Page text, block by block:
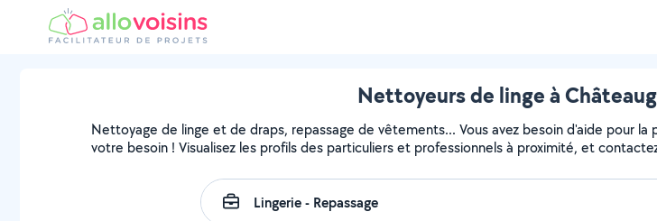
Nettoyeurs de linge à
Nettoyage de linge et de draps, repassage de vêtements... Vous avez besoin d'aide pour
votre besoin ! Visualisez les profils des particuliers et professionnels à proximité, et